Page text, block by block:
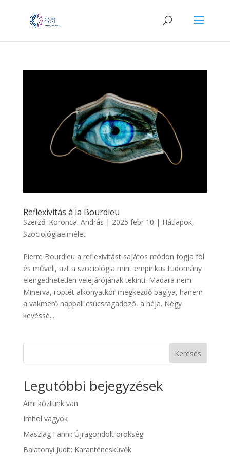
Reflexivitás à la Bourdieu
Szerző: Koroncai András | 2025 febr 10 | Hátlapok,
Szociológiaelmélet
Pierre Bourdieu a reflexivitást sajátos módon fogja föl
és műveli, azt a szociológia mint empirikus tudomány
elengedhetetlen velejárójának tekinti. Madara nem
Minerva, röptét alkonyatkor megkezdő baglya, hanem
a vakmerő nappali csúcsragadozó, a héja. Négy
kevéssé...
Keresés
Legutóbbi bejegyzések
Ami köztünk van
Imhol vagyok
Maszlag Fanni: Újragondolt örökség
Balatonyi Judit: Karanténesküvők